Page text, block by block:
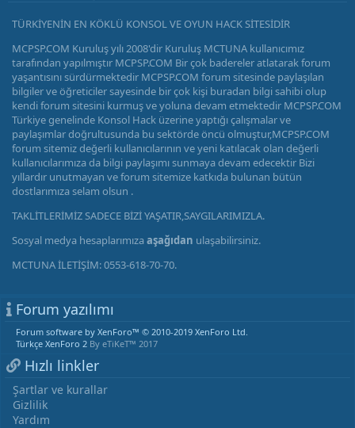
TÜRKİYENİN EN KÖKLÜ KONSOL VE OYUN HACK SİTESİDİR
MCPSP.COM Kuruluş yılı 2008'dir Kuruluş MCTUNA kullanıcımız
tarafından yapılmıştır MCPSP.COM Bir çok badereler atlatarak forum
yaşantısını sürdürmektedir MCPSP.COM forum sitesinde paylaşılan
bilgiler ve öğreticiler sayesinde bir çok kişi buradan bilgi sahibi olup
kendi forum sitesini kurmuş ve yoluna devam etmektedir MCPSP.COM
Türkiye genelinde Konsol Hack üzerine yaptığı çalışmalar ve
paylaşımlar doğrultusunda bu sektörde öncü olmuştur,MCPSP.COM
forum sitemiz değerli kullanıcılarının ve yeni katılacak olan değerli
kullanıcılarımıza da bilgi paylaşımı sunmaya devam edecektir Bizi
yıllardır unutmayan ve forum sitemize katkıda bulunan bütün
dostlarımıza selam olsun .
TAKLİTLERİMİZ SADECE BİZİ YAŞATIR,SAYGILARIMIZLA.
Sosyal medya hesaplarımızaaşağıdan ulaşabilirsiniz.
MCTUNA İLETİŞİM: 0553-618-70-70.
Forum yazılımı
Forum software by XenForo™ © 2010-2019 XenForo Ltd.
Türkçe XenForo 2 By eTiKeT™ 2017
Hızlı linkler
Şartlar ve kurallar
Gizlilik
Yardım